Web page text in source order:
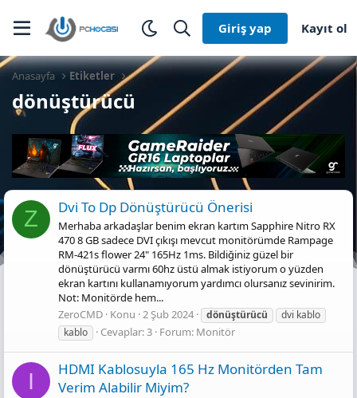
Giriş yap Kayıt ol
Anasayfa Etiketler
dönüştürücü
Z Dvi To Dp Dönüştürücü Önerisi
Merhaba arkadaşlar benim ekran kartım Sapphire Nitro RX
470 8 GB sadece DVI çıkışı mevcut monitörümde Rampage
RM-421s flower 24" 165Hz 1ms. Bildiğiniz güzel bir
dönüştürücü varmı 60hz üstü almak istiyorum o yüzden
ekran kartını kullanamıyorum yardımcı olursanız sevinirim.
Not: Monitörde hem...
ZeroCMD Konu 2 Şub 2024 dönüştürücü
dvi kablo
kablo
Cevaplar: 3 Forum: Monitör
I
HDMI Kablosuyla 165 Hz Monitörden Tam
Verim Alabilir Miyim?